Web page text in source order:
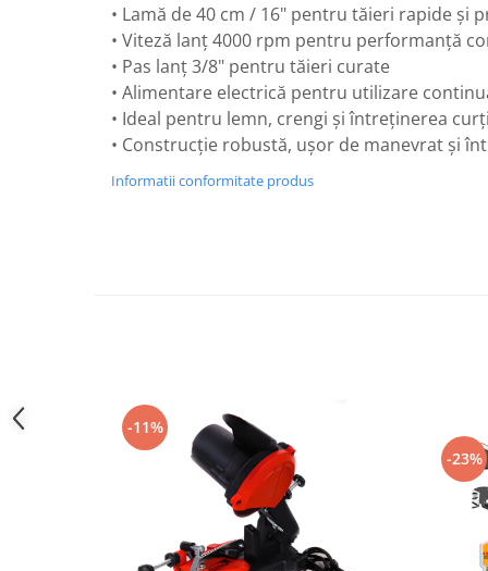
Pistol pentru vopsit
Pompă, hidrofor
Presostate/Regulatoare de
Prelate și Folii de Protecție
Compresoare aer
Fierastrau sabie
• Lamă de 40 cm / 16" pentru tăieri rapide și
• Viteză lanț 4000 rpm pentru performanță
• Pas lanț 3/8" pentru tăieri curate
• Alimentare electrică pentru utilizare
• Ideal pentru lemn, crengi și întreținerea
• Construcție robustă, ușor de manevrat și
Informatii conformitate produs
-11%
-23%